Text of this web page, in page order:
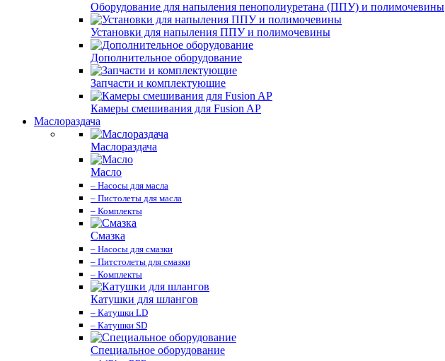
Оборудование для напыления пенополиуретана (ППУ) и полимочевины
Установки для напыления ППУ и полимочевины
Дополнительное оборудование
Запчасти и комплектующие
Камеры смешивания для Fusion AP
Маслораздача
Маслораздача
Масло
– Насосы для масла
– Пистолеты для масла
– Комплекты
Смазка
– Насосы для смазки
– Питстолеты для смазки
– Комплекты
Катушки для шлангов
– Катушки LD
– Катушки SD
Специальное оборудование